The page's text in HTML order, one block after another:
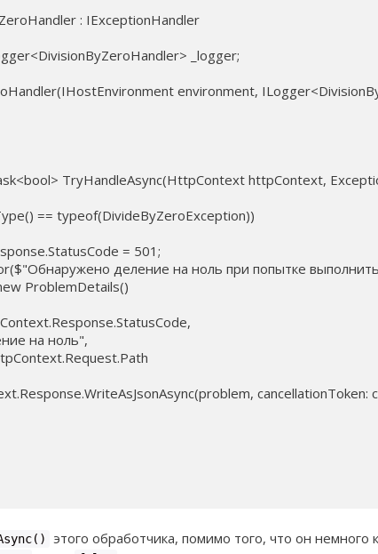
: IExceptionHandler
_logger;
environment,
TryHandleAsync(HttpContext httpContext,
== typeof(DivideByZeroException))
= 501;
деление на ноль при попытке
new ProblemDetails()
httpContext.Response.StatusCode,
на ноль",
httpContext.Request.Path
cancellationToken:
этого обработчика, помимо того, что он немного